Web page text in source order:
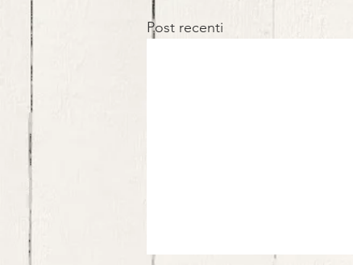
Post recenti